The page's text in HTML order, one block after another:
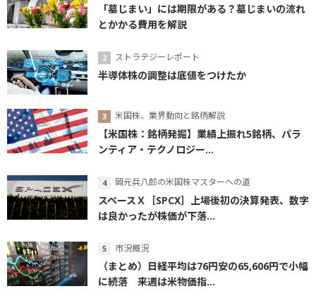
「墓じまい」には期限がある？墓じまいの流れ
とかかる費用を解説
ストラテジーレポート
半導体株の調整は底値をつけたか
米国株、業界動向と銘柄解説
【米国株：銘柄発掘】業績上振れ5銘柄、パラ
ンティア・テクノロジー...
岡元兵八郎の米国株マスターへの道
スペースＸ［SPCX］上場後初の決算発表、数字
は良かったが株価が下落...
市況概況
（まとめ）日経平均は76円安の65,606円で小幅
に続落 来週は米物価指...